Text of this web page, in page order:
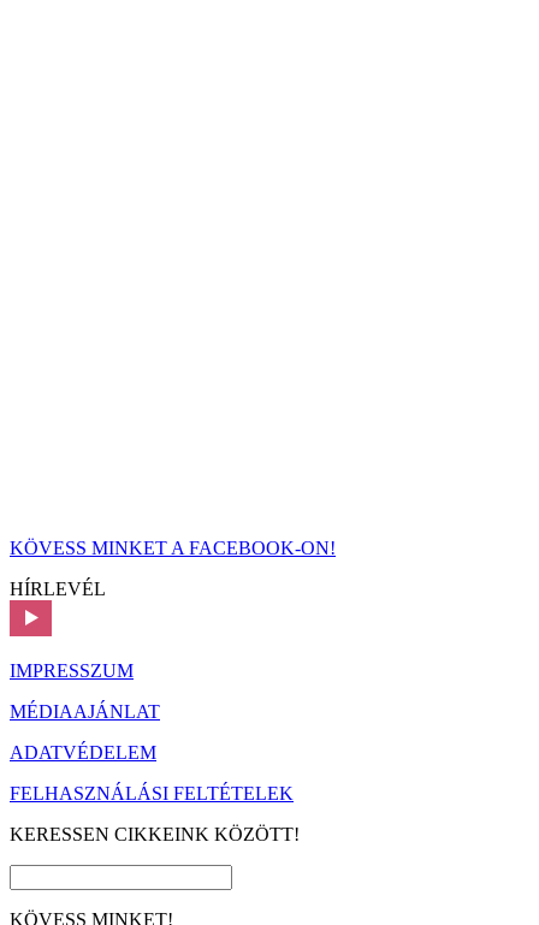
KÖVESS MINKET A FACEBOOK-ON!
HÍRLEVÉL
IMPRESSZUM
MÉDIAAJÁNLAT
ADATVÉDELEM
FELHASZNÁLÁSI FELTÉTELEK
KERESSEN CIKKEINK KÖZÖTT!
KÖVESS MINKET!